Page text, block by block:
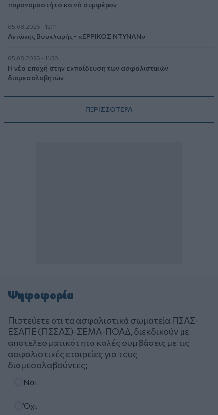
παρονομαστή το κοινό συμφέρον
05.08.2026 - 12:11
Αντώνης Βουκλαρής - «ΕΡΡΙΚΟΣ ΝΤΥΝΑΝ»
05.08.2026 - 11:30
Η νέα εποχή στην εκπαίδευση των ασφαλιστικών
διαμεσολαβητών
ΠΕΡΙΣΣΟΤΕΡΑ
Ψηφοφορία
Πιστεύετε ότι τα ασφαλιστικά σωματεία ΠΣΑΣ-
ΕΣΑΠΕ (ΠΣΣΑΣ)-ΣΕΜΑ-ΠΟΑΔ, διεκδικούν με
αποτελεσματικότητα καλές συμβάσεις με τις
ασφαλιστικές εταιρείες για τους
διαμεσολαβούντες;
Ναι
Όχι